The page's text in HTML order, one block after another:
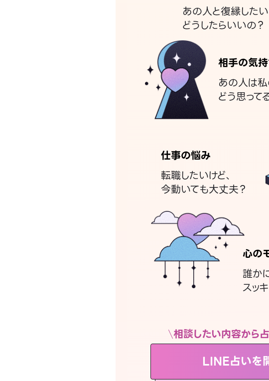
あの人と復縁した
どうしたらいいの？
相手の気
あの人は
どう思って
仕事の悩み
転職したいけど、
今動いても大丈夫？
心の
誰か
スッ
相談したい内容から
LINE占いを